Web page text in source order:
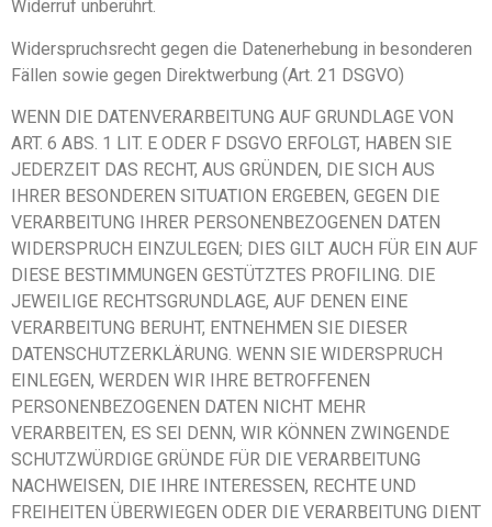
Widerruf unberührt.
Widerspruchsrecht gegen die Datenerhebung in besonderen
Fällen sowie gegen Direktwerbung (Art. 21 DSGVO)
WENN DIE DATENVERARBEITUNG AUF GRUNDLAGE VON
ART. 6 ABS. 1 LIT. E ODER F DSGVO ERFOLGT, HABEN SIE
JEDERZEIT DAS RECHT, AUS GRÜNDEN, DIE SICH AUS
IHRER BESONDEREN SITUATION ERGEBEN, GEGEN DIE
VERARBEITUNG IHRER PERSONENBEZOGENEN DATEN
WIDERSPRUCH EINZULEGEN; DIES GILT AUCH FÜR EIN AUF
DIESE BESTIMMUNGEN GESTÜTZTES PROFILING. DIE
JEWEILIGE RECHTSGRUNDLAGE, AUF DENEN EINE
VERARBEITUNG BERUHT, ENTNEHMEN SIE DIESER
DATENSCHUTZERKLÄRUNG. WENN SIE WIDERSPRUCH
EINLEGEN, WERDEN WIR IHRE BETROFFENEN
PERSONENBEZOGENEN DATEN NICHT MEHR
VERARBEITEN, ES SEI DENN, WIR KÖNNEN ZWINGENDE
SCHUTZWÜRDIGE GRÜNDE FÜR DIE VERARBEITUNG
NACHWEISEN, DIE IHRE INTERESSEN, RECHTE UND
FREIHEITEN ÜBERWIEGEN ODER DIE VERARBEITUNG DIENT